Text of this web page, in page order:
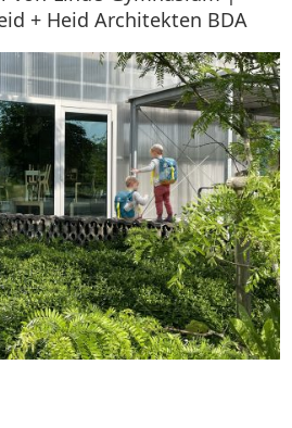
+ Heid Architekten BDA